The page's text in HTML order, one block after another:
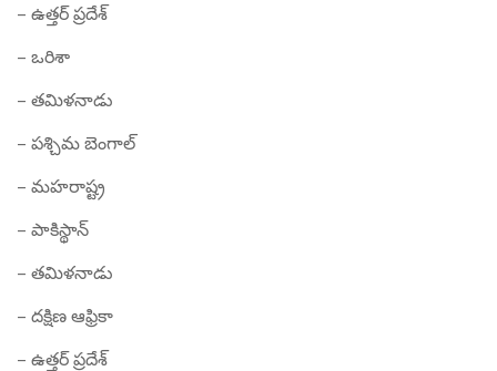
– ఉత్తర్ ప్రదేశ్
– ఒరిశా
– తమిళనాడు
– పశ్చిమ బెంగాల్
– మహరాష్ట్ర
– పాకిస్థాన్
– తమిళనాడు
– దక్షిణ ఆఫ్రికా
– ఉత్తర్ ప్రదేశ్